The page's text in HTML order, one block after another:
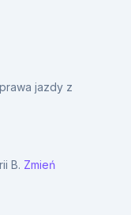
jazdy z
B. Zmień